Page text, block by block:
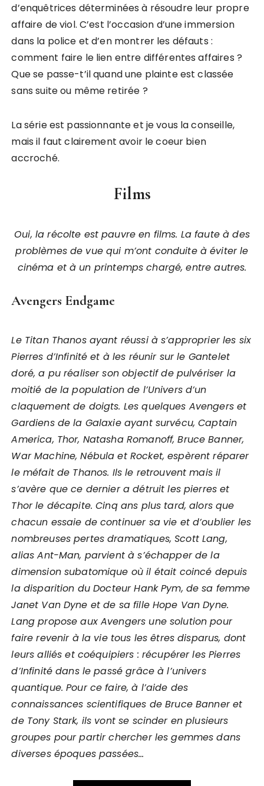
d’enquêtrices déterminées à résoudre leur propre
affaire de viol. C’est l’occasion d’une immersion
dans la police et d’en montrer les défauts :
comment faire le lien entre différentes affaires ?
Que se passe-t’il quand une plainte est classée
sans suite ou même retirée ?
La série est passionnante et je vous la conseille,
mais il faut clairement avoir le coeur bien
accroché.
Films
Oui, la récolte est pauvre en films. La faute à des
problèmes de vue qui m’ont conduite à éviter le
cinéma et à un printemps chargé, entre autres.
Avengers Endgame
Le Titan Thanos ayant réussi à s’approprier les six
Pierres d’Infinité et à les réunir sur le Gantelet
doré, a pu réaliser son objectif de pulvériser la
moitié de la population de l’Univers d’un
claquement de doigts. Les quelques Avengers et
Gardiens de la Galaxie ayant survécu, Captain
America, Thor, Natasha Romanoff, Bruce Banner,
War Machine, Nébula et Rocket, espèrent réparer
le méfait de Thanos. Ils le retrouvent mais il
s’avère que ce dernier a détruit les pierres et
Thor le décapite. Cinq ans plus tard, alors que
chacun essaie de continuer sa vie et d’oublier les
nombreuses pertes dramatiques, Scott Lang,
alias Ant-Man, parvient à s’échapper de la
dimension subatomique où il était coincé depuis
la disparition du Docteur Hank Pym, de sa femme
Janet Van Dyne et de sa fille Hope Van Dyne.
Lang propose aux Avengers une solution pour
faire revenir à la vie tous les êtres disparus, dont
leurs alliés et coéquipiers : récupérer les Pierres
d’Infinité dans le passé grâce à l’univers
quantique. Pour ce faire, à l’aide des
connaissances scientifiques de Bruce Banner et
de Tony Stark, ils vont se scinder en plusieurs
groupes pour partir chercher les gemmes dans
diverses époques passées…